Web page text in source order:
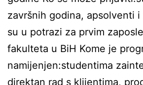
završnih godina, apsolventi
su u potrazi za prvim
fakulteta u BiH Kome je
namijenjen:studentima
direktan rad s klijentima,